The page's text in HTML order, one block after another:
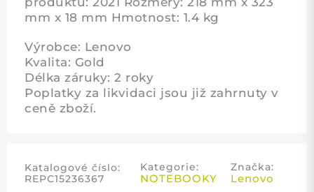
mm x 18 mm Hmotnost: 1.4 kg
Výrobce: Lenovo
Kvalita: Gold
Délka záruky: 2 roky
Poplatky za likvidaci jsou již zahrnuty v
ceně zboží.
Katalogové číslo:
REPC15236367
Kategorie:
NOTEBOOKY
Značka:
Lenovo